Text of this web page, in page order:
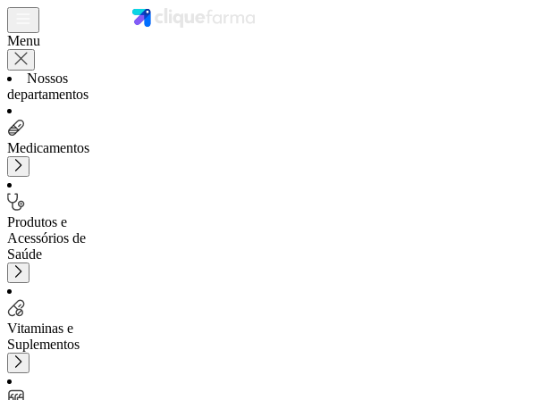
Menu
Nossos
departamentos
Medicamentos
Produtos e
Acessórios de
Saúde
Vitaminas e
Suplementos